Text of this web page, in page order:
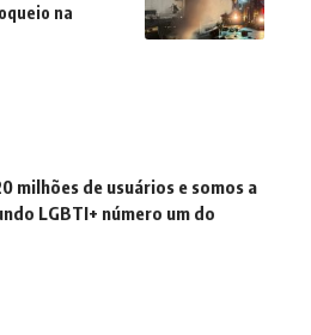
na
milhões de usuários e somos a
LGBTI+ número um do